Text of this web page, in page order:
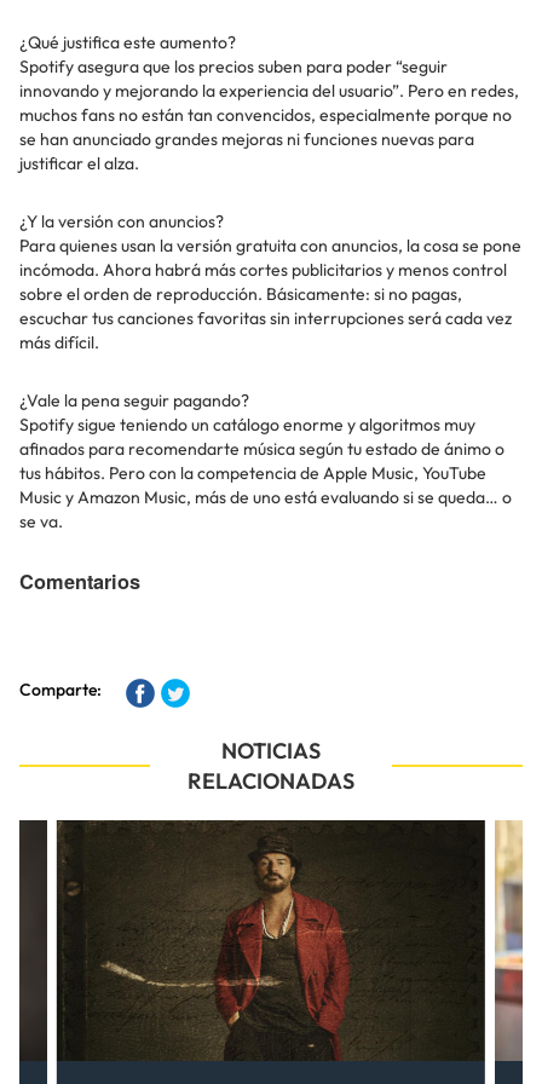
¿Qué justifica este aumento?
Spotify asegura que los precios suben para poder “seguir
innovando y mejorando la experiencia del usuario”. Pero en redes,
muchos fans no están tan convencidos, especialmente porque no
se han anunciado grandes mejoras ni funciones nuevas para
justificar el alza.
¿Y la versión con anuncios?
Para quienes usan la versión gratuita con anuncios, la cosa se pone
incómoda. Ahora habrá más cortes publicitarios y menos control
sobre el orden de reproducción. Básicamente: si no pagas,
escuchar tus canciones favoritas sin interrupciones será cada vez
más difícil.
¿Vale la pena seguir pagando?
Spotify sigue teniendo un catálogo enorme y algoritmos muy
afinados para recomendarte música según tu estado de ánimo o
tus hábitos. Pero con la competencia de Apple Music, YouTube
Music y Amazon Music, más de uno está evaluando si se queda… o
se va.
Comentarios
Comparte:
NOTICIAS
RELACIONADAS